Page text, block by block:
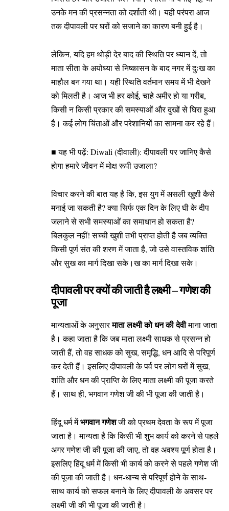
उनके मन की प्रसन्नता को दर्शाती थी। यही परंपरा आज
तक दीपावली पर घरों को सजाने का कारण बनी हुई है।
लेकिन, यदि हम थोड़ी देर बाद की स्थिति पर ध्यान दें, तो
माता सीता के अयोध्या से निष्कासन के बाद नगर में दुःख का
माहौल बन गया था। यही स्थिति वर्तमान समय में भी देखने
को मिलती है। आज भी हर कोई, चाहे अमीर हो या गरीब,
किसी न किसी प्रकार की समस्याओं और दुखों से घिरा हुआ
है। कई लोग चिंताओं और परेशानियों का सामना कर रहे हैं।
■ यह भी पढ़ें: Diwali (दीवाली): दीपावली पर जानिए कैसे
होगा हमारे जीवन में मोक्ष रूपी उजाला?
विचार करने की बात यह है कि, इस युग में असली खुशी कैसे
मनाई जा सकती है? क्या सिर्फ एक दिन के लिए घी के दीप
जलाने से सभी समस्याओं का समाधान हो सकता है?
बिलकुल नहीं! सच्ची खुशी तभी प्राप्त होती है जब व्यक्ति
किसी पूर्ण संत की शरण में जाता है, जो उसे वास्तविक शांति
और सुख का मार्ग दिखा सके।ख का मार्ग दिखा सके।
दीपावली पर क्यों की जाती है लक्ष्मी – गणेश की
पूजा
मान्यताओं के अनुसारमाता लक्ष्मी को धन की देवीमाना जाता
है। कहा जाता है कि जब माता लक्ष्मी साधक से प्रसन्न हो
जाती हैं, तो वह साधक को सुख, समृद्धि, धन आदि से परिपूर्ण
कर देती हैं। इसलिए दीपावली के पर्व पर लोग घरों में सुख,
शांति और धन की प्राप्ति के लिए माता लक्ष्मी की पूजा करते
हैं। साथ ही, भगवान गणेश जी की भी पूजा की जाती है।
हिंदू धर्म मेंभगवान गणेशजी को प्रथम देवता के रूप में पूजा
जाता है। मान्यता है कि किसी भी शुभ कार्य को करने से पहले
अगर गणेश जी की पूजा की जाए, तो वह अवश्य पूर्ण होता है।
इसलिए हिंदू धर्म में किसी भी कार्य को करने से पहले गणेश जी
की पूजा की जाती है। धन-धान्य से परिपूर्ण होने के साथ-
साथ कार्य को सफल बनाने के लिए दीपावली के अवसर पर
लक्ष्मी जी की भी पूजा की जाती है।